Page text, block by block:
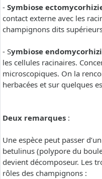
- Symbiose
contact externe avec les
champignons dits
- Symbiose
les cellules racinaires.
microscopiques. On la
herbacées et sur quelques
Deux remarques :
Une espèce peut passer
betulinus (polypore du
devient décomposeur. Les
rôles des champignons :